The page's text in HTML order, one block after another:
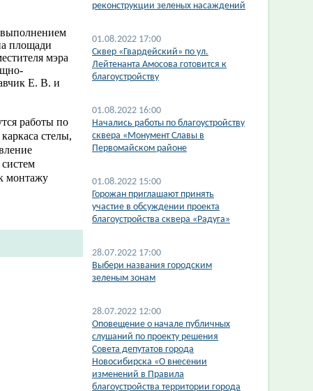
выполнением
площади
мэра
Е. В. и
работы по
стелы,
монтажу
реконструкции зеленых насаждений
01.08.2022 17:00
​Сквер «Гвардейский» по ул.
Лейтенанта Амосова готовится к
благоустройству
01.08.2022 16:00
Начались работы по благоустройству
сквера «Монумент Славы в
Первомайском районе
01.08.2022 15:00
Горожан приглашают принять
участие в обсуждении проекта
благоустройства сквера «Радуга»
28.07.2022 17:00
Выбери названия городским
зеленым зонам
28.07.2022 12:00
Оповещение о начале публичных
слушаний по проекту решения
Совета депутатов города
Новосибирска «О внесении
изменений в Правила
благоустройства территории города